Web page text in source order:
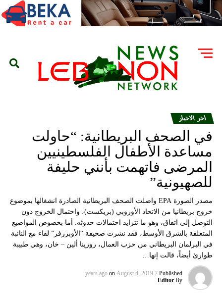
اخر الاخبار
في الصحف البريطانية: “حاولت
مساعدة الأطفال الفلسطينيين
المرضى فاتهمت بأنني حليفة
للصهيونية”
مصدر الصورة EPA واصلت الصحف البريطانية الصادرة انشغالها بموضوع
خروج بريطانيا من الاتحاد الأوروبي (بريكست)، واحتمال الخروج دون
التوصل إلى اتفاق، وهو ما تتزايد احتمالات حدوثه. أما بخصوص المواضيع
المتعلقة بالشرق الأوسط، فقد نشرت صحيفة “الأوبزرفر” لقاء مع النائبة
في البرلمان البريطاني من حزب العمال، روزينا ألين – خان، وهي طبيبة
طوارئ أيضاً، قالت إنها…
Published
7 years ago
on August 4, 2019
By
Editor